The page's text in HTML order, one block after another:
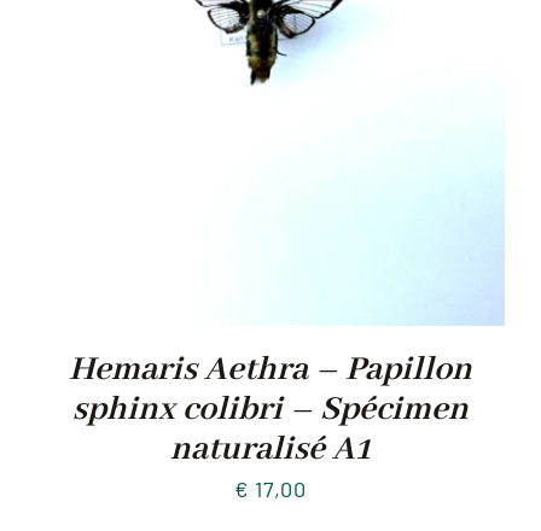
Hemaris Aethra – Papillon
sphinx colibri – Spécimen
naturalisé A1
€ 17,00